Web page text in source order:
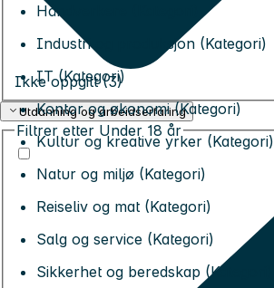
Håndverkere (Kategori)
Industri og produksjon (Kategori)
IT (Kategori)
Kontor og økonomi (Kategori)
Kultur og kreative yrker (Kategori)
Natur og miljø (Kategori)
Reiseliv og mat (Kategori)
Salg og service (Kategori)
Sikkerhet og beredskap (Kategori)
Ikke oppgitt (3)
Utdanning og arbeidserfaring
Filtrer etter Under 18 år